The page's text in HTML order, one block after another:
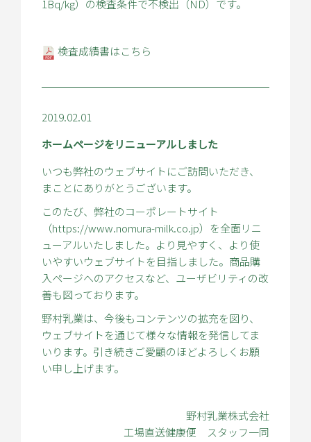
1Bq/kg）の検査条件で不検出（ND）です。
検査成績書はこちら
2019.02.01
ホームページをリニューアルしました
いつも弊社のウェブサイトにご訪問いただき、
まことにありがとうございます。
このたび、弊社のコーポレートサイト
（https://www.nomura-milk.co.jp）を全面リニ
ューアルいたしました。より見やすく、より使
いやすいウェブサイトを目指しました。商品購
入ページへのアクセスなど、ユーザビリティの改
善も図っております。
野村乳業は、今後もコンテンツの拡充を図り、
ウェブサイトを通じて様々な情報を発信してま
いります。引き続きご愛顧のほどよろしくお願
い申し上げます。
野村乳業株式会社
工場直送健康便 スタッフ一同